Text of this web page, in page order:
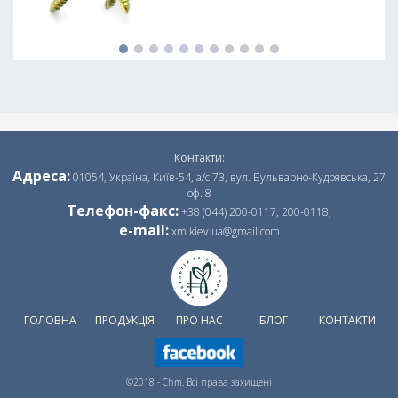
Контакти:
Адреса:01054, Україна, Київ-54, а/с 73, вул. Бульварно-Кудрявська, 27
оф. 8
Телефон-факс:+38 (044) 200-0117, 200-0118,
e-mail: xm.kiev.ua@gmail.com
ГОЛОВНА ПРОДУКЦІЯ ПРО НАС БЛОГ КОНТАКТИ
©2018 - Chm. Всі права захищені